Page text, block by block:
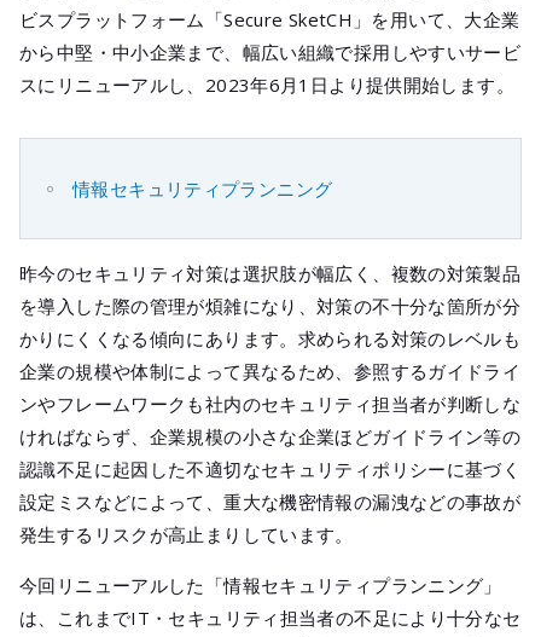
ビスプラットフォーム「Secure SketCH」を用いて、大企業
から中堅・中小企業まで、幅広い組織で採用しやすいサービ
スにリニューアルし、2023年6月1日より提供開始します。
情報セキュリティプランニング
昨今のセキュリティ対策は選択肢が幅広く、複数の対策製品
を導入した際の管理が煩雑になり、対策の不十分な箇所が分
かりにくくなる傾向にあります。求められる対策のレベルも
企業の規模や体制によって異なるため、参照するガイドライ
ンやフレームワークも社内のセキュリティ担当者が判断しな
ければならず、企業規模の小さな企業ほどガイドライン等の
認識不足に起因した不適切なセキュリティポリシーに基づく
設定ミスなどによって、重大な機密情報の漏洩などの事故が
発生するリスクが高止まりしています。
今回リニューアルした「情報セキュリティプランニング」
は、これまでIT・セキュリティ担当者の不足により十分なセ